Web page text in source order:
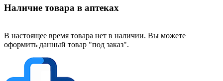
Наличие товара в аптеках
В настоящее время товара нет в наличии. Вы можете
оформить данный товар "под заказ".